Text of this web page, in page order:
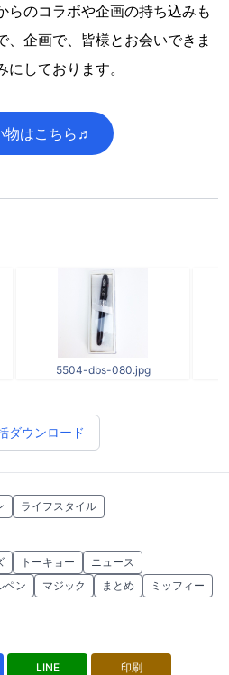
らのコラボや企画の持ち込みも
、企画で、皆様とお会いできま
しております。
物はこちら♬
5504-dbs-080.jpg
ダウンロード
ライフスタイル
トーキョー
ニュース
ペン マジック まとめ
ミッフィー
LINE 印刷